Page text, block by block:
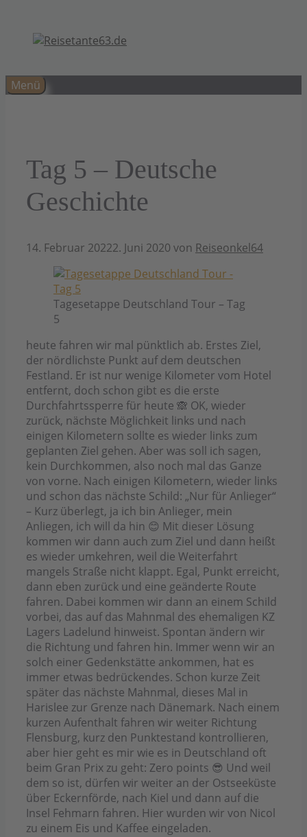
springen
Menü
Tag 5 – Deutsche
Geschichte
14. Februar 20222. Juni 2020 von Reiseonkel64
Tagesetappe Deutschland Tour – Tag
5
heute fahren wir mal pünktlich ab. Erstes Ziel,
der nördlichste Punkt auf dem deutschen
Festland. Er ist nur wenige Kilometer vom Hotel
entfernt, doch schon gibt es die erste
Durchfahrtssperre für heute 🙈 OK, wieder
zurück, nächste Möglichkeit links und nach
einigen Kilometern sollte es wieder links zum
geplanten Ziel gehen. Aber was soll ich sagen,
kein Durchkommen, also noch mal das Ganze
von vorne. Nach einigen Kilometern, wieder links
und schon das nächste Schild: „Nur für Anlieger“
– Kurz überlegt, ja ich bin Anlieger, mein
Anliegen, ich will da hin 😊 Mit dieser Lösung
kommen wir dann auch zum Ziel und dann heißt
es wieder umkehren, weil die Weiterfahrt
mangels Straße nicht klappt. Egal, Punkt erreicht,
dann eben zurück und eine geänderte Route
fahren. Dabei kommen wir dann an einem Schild
vorbei, das auf das Mahnmal des ehemaligen KZ
Lagers Ladelund hinweist. Spontan ändern wir
die Richtung und fahren hin. Immer wenn wir an
solch einer Gedenkstätte ankommen, hat es
immer etwas bedrückendes. Schon kurze Zeit
später das nächste Mahnmal, dieses Mal in
Harislee zur Grenze nach Dänemark. Nach einem
kurzen Aufenthalt fahren wir weiter Richtung
Flensburg, kurz den Punktestand kontrollieren,
aber hier geht es mir wie es in Deutschland oft
beim Gran Prix zu geht: Zero points 😎 Und weil
dem so ist, dürfen wir weiter an der Ostseeküste
über Eckernförde, nach Kiel und dann auf die
Insel Fehmarn fahren. Hier wurden wir von Nicol
zu einem Eis und Kaffee eingeladen.